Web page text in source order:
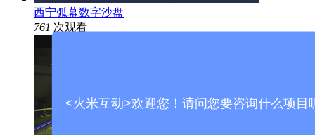
西宁弧幕数字沙盘
761 次观看
<火米互动>欢迎您！请问您要咨询什么项目